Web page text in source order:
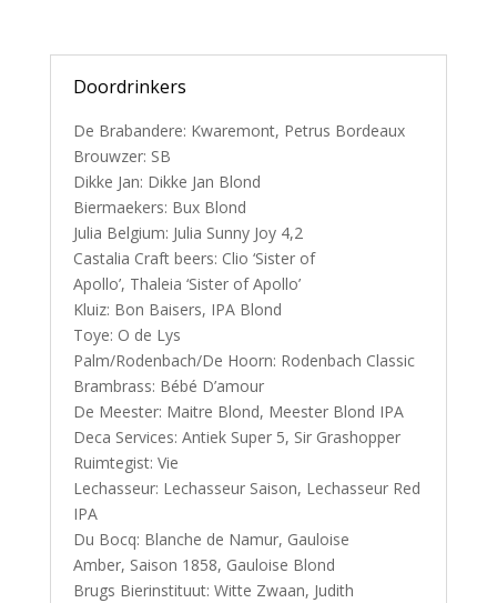
Doordrinkers
De Brabandere: Kwaremont, Petrus Bordeaux
Brouwzer: SB
Dikke Jan: Dikke Jan Blond
Biermaekers: Bux Blond
Julia Belgium: Julia Sunny Joy 4,2
Castalia Craft beers: Clio ‘Sister of
Apollo’, Thaleia ‘Sister of Apollo’
Kluiz: Bon Baisers, IPA Blond
Toye: O de Lys
Palm/Rodenbach/De Hoorn: Rodenbach Classic
Brambrass: Bébé D’amour
De Meester: Maitre Blond, Meester Blond IPA
Deca Services: Antiek Super 5, Sir Grashopper
Ruimtegist: Vie
Lechasseur: Lechasseur Saison, Lechasseur Red
IPA
Du Bocq: Blanche de Namur, Gauloise
Amber, Saison 1858, Gauloise Blond
Brugs Bierinstituut: Witte Zwaan, Judith